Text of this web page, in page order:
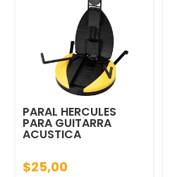
PARAL HERCULES
PARA GUITARRA
ACUSTICA
$25,00